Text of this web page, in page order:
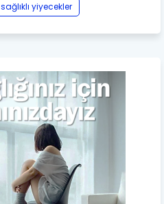
sağlıklı yiyecekler